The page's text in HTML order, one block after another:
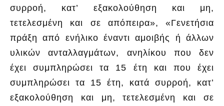
συρροή, κατ’ εξακολούθηση και μη,
τετελεσμένη και σε απόπειρα», «Γενετήσια
πράξη από ενήλικο έναντι αμοιβής ή άλλων
υλικών ανταλλαγμάτων, ανηλίκου που δεν
έχει συμπληρώσει τα 15 έτη και που έχει
συμπληρώσει τα 15 έτη, κατά συρροή, κατ’
εξακολούθηση και μη, τετελεσμένη και σε